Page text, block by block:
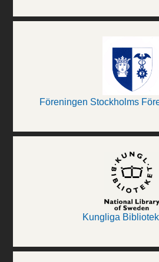
Föreningen Stockholms
Kungliga